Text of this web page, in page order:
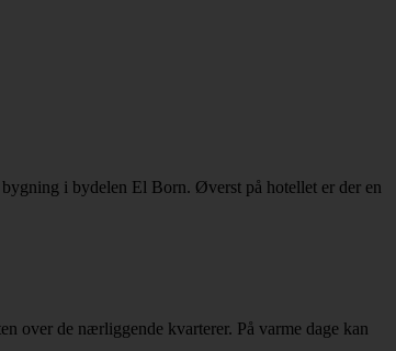
i bydelen El Born. Øverst på hotellet er der en
over de nærliggende kvarterer. På varme dage kan